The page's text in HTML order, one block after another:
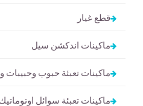
قطع غيار
ماكينات اندكشن سيل
ماكينات تعبئة حبوب وحبيبات
ماكينات تعبئة سوائل اوتوماتيك